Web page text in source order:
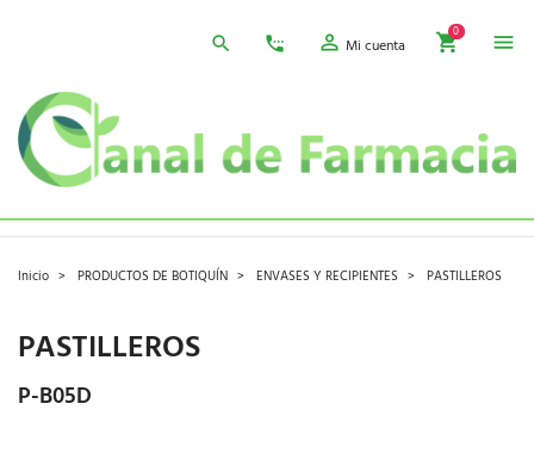
Mi cuenta
0
Inicio PRODUCTOS DE BOTIQUÍN ENVASES Y RECIPIENTES PASTILLEROS
PASTILLEROS
P-B05D